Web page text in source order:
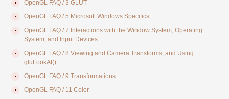
OpenGL FAQ / 3 GLUT
OpenGL FAQ / 5 Microsoft Windows Specifics
OpenGL FAQ / 7 Interactions with the Window System, Operating
System, and Input Devices
OpenGL FAQ / 8 Viewing and Camera Transforms, and Using
gluLookAt()
OpenGL FAQ / 9 Transformations
OpenGL FAQ / 11 Color